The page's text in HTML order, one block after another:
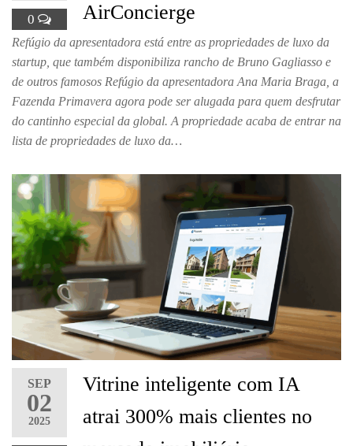
0
AirConcierge
Refúgio da apresentadora está entre as propriedades de luxo da
startup, que também disponibiliza rancho de Bruno Gagliasso e
de outros famosos Refúgio da apresentadora Ana Maria Braga, a
Fazenda Primavera agora pode ser alugada para quem desfrutar
do cantinho especial da global. A propriedade acaba de entrar na
lista de propriedades de luxo da…
SEP
02
2025
Vitrine inteligente com IA
atrai 300% mais clientes no